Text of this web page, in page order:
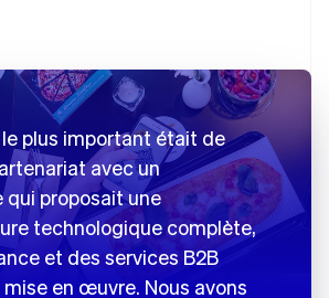
le plus important était de
avec un
qui proposait une
technologique complète,
et des services B2B
en œuvre. Nous avons